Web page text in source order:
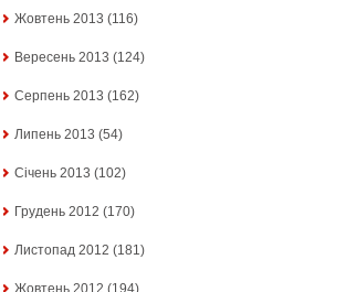
Жовтень 2013 (116)
Вересень 2013 (124)
Серпень 2013 (162)
Липень 2013 (54)
Січень 2013 (102)
Грудень 2012 (170)
Листопад 2012 (181)